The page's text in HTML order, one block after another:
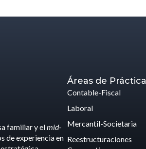
familiar y elmid-
de experiencia en
Áreas de Práctica
Contable-Fiscal
Laboral
Mercantil-Societaria
Reestructuraciones